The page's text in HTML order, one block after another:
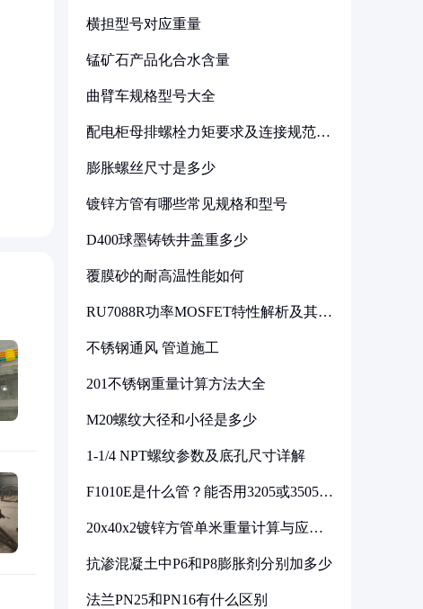
横担型号对应重量
锰矿石产品化合水含量
曲臂车规格型号大全
配电柜母排螺栓力矩要求及连接规范详
膨胀螺丝尺寸是多少
镀锌方管有哪些常见规格和型号
D400球墨铸铁井盖重多少
覆膜砂的耐高温性能如何
RU7088R功率MOSFET特性解析及其在
不锈钢通风 管道施工
201不锈钢重量计算方法大全
M20螺纹大径和小径是多少
1-1/4 NPT螺纹参数及底孔尺寸详解
F1010E是什么管？能否用3205或3505代
20x40x2镀锌方管单米重量计算与应用
抗渗混凝土中P6和P8膨胀剂分别加多少
法兰PN25和PN16有什么区别